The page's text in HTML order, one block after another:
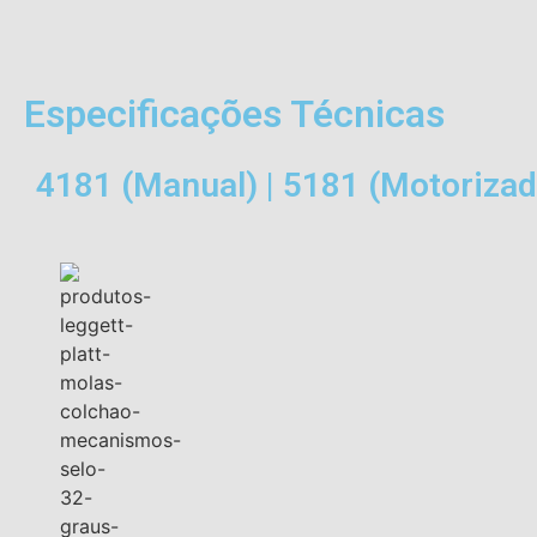
Especificações Técnicas
4181 (Manual) | 5181